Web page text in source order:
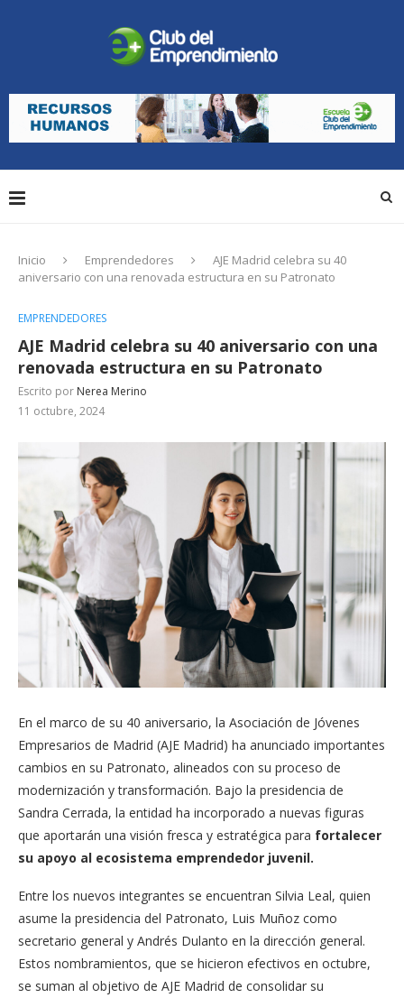
Inicio Emprendedores
AJE Madrid celebra su 40
aniversario con una renovada estructura en su Patronato
EMPRENDEDORES
AJE Madrid celebra su 40 aniversario con una
renovada estructura en su Patronato
Escrito por Nerea Merino
11 octubre, 2024
En el marco de su 40 aniversario, la Asociación de Jóvenes
Empresarios de Madrid (AJE Madrid) ha anunciado importantes
cambios en su Patronato, alineados con su proceso de
modernización y transformación. Bajo la presidencia de
Sandra Cerrada, la entidad ha incorporado a nuevas figuras
que aportarán una visión fresca y estratégica para fortalecer
su apoyo al ecosistema emprendedor juvenil.
Entre los nuevos integrantes se encuentran Silvia Leal, quien
asume la presidencia del Patronato, Luis Muñoz como
secretario general y Andrés Dulanto en la dirección general.
Estos nombramientos, que se hicieron efectivos en octubre,
se suman al objetivo de AJE Madrid de consolidar su